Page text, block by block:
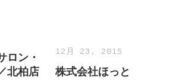
ロン・
北柏店
12月 23, 2015
株式会社ほっと